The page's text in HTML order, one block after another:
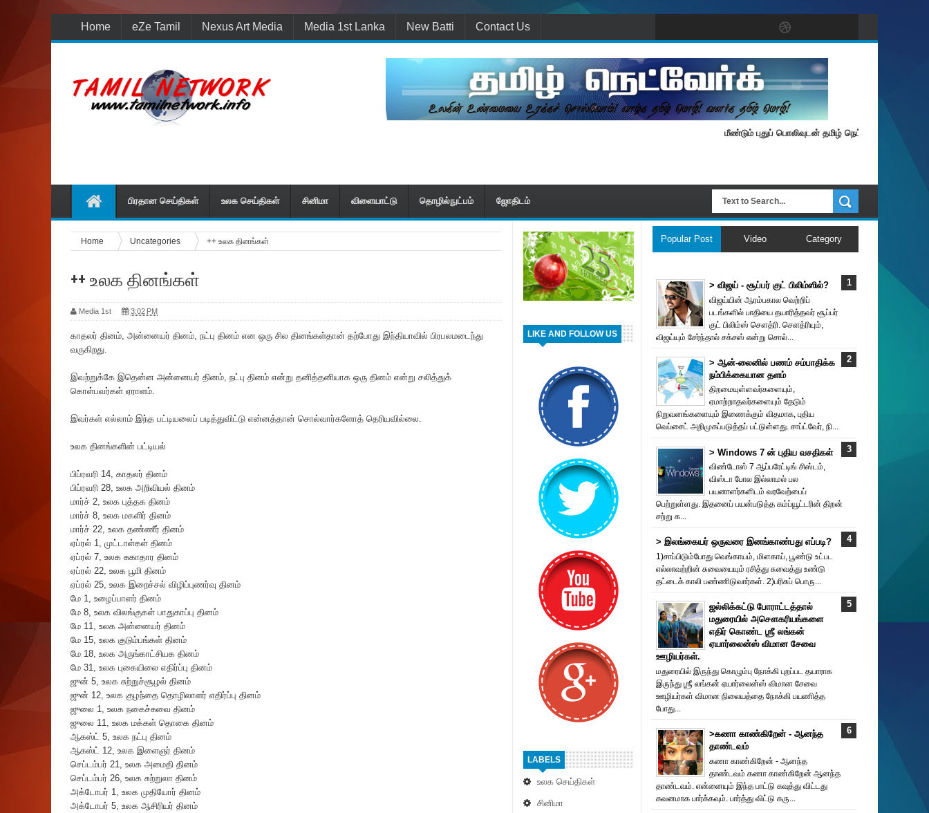
Home eZe Tamil Nexus Art Media Media 1st Lanka New Batti Contact Us
மீண்டும் புதுப் பொலிவுடன் தமிழ் நெட்வேர்க்.
பிரதான செய்திகள் உலக செய்திகள் சினிமா விளையாட்டு தொழில்நுட்பம் ஜோதிடம்
LIKE AND FOLLOW US
LABELS
உலக செய்திகள்
சினிமா
Home Uncategories ++ உலக தினங்கள்
++ உலக தினங்கள்
Media 1st 3:02 PM
காதலர் தினம், அன்னையர் தினம், நட்பு தினம் என ஒரு சில தினங்கள்தான் தற்போது இந்தியாவில் பிரபலமடைந்து
வருகிறது.
இவற்றுக்கே இதென்ன அன்னையர் தினம், நட்பு தினம் என்று தனித்தனியாக ஒரு தினம் என்று சலித்துக்
கொள்பவர்கள் ஏராளம்.
இவர்கள் எல்லாம் இந்த பட்டியலைப் படித்துவிட்டு என்னத்தான் சொல்வார்களோத் தெரியவில்லை.
உலக தினங்களின் பட்டியல்
பிப்ரவரி 14, காதலர் தினம்
‌பி‌ப்ரவ‌ரி 28, உலக அ‌றி‌விய‌ல் ‌தின‌ம்
மார்ச் 2, உலக புத்தக தினம்
மார்ச் 8, உலக மகளிர் தினம்
மார்ச் 22, உலக தண்ணீர் தினம்
ஏப்ரல் 1, முட்டாள்கள் தினம்
ஏப்ரல் 7, உலக சுகாதார தினம்
ஏப்ரல் 22, உலக பூமி தினம்
ஏப்ரல் 25, உலக இறைச்சல் விழிப்புணர்வு தினம்
மே 1, உழைப்பாளர் தினம்
மே 8, உலக விலங்குகள் பாதுகாப்பு தினம்
மே 11, உலக அ‌ன்னைய‌ர் ‌தின‌ம்
மே 15, உலக குடும்பங்கள் தினம்
மே 18, உலக அருங்காட்சியக தினம்
மே 31, உலக புகையிலை எதிர்ப்பு தினம்
ஜுன் 5, உலக சுற்றுச்சூழல் தினம்
ஜுன் 12, உலக குழந்தை தொழிலாளர் எதிர்ப்பு தினம்
ஜுலை 1, உலக நகைச்சுவை தினம்
ஜுலை 11, உலக மக்கள் தொகை தினம்
ஆகஸ்ட் 5, உலக நட்பு தினம்
ஆகஸ்ட் 12, உலக இளைஞர் தினம்
செப்டம்பர் 21, உலக அமைதி தினம்
செப்டம்பர் 26, உலக சுற்றுலா தினம்
அக்டோபர் 1, உலக முதியோர் தினம்
அக்டோபர் 5, உலக ஆசிரியர் தினம்
Popular Post Video Category
> விஜய் - சூப்பர் குட் பிலிம்ஸில்?
விஜய்யின் ஆரம்பகால வெற்றிப்
படங்களில் பாதியை தயா‌ரித்தவர் சூப்பர்
குட் பிலிம்ஸ் சௌத்‌ரி. சௌத்‌ரியும்,
விஜய்யும் சேர்ந்தால் சக்சஸ் என்று சொல்...
> ஆன்-லைனில் பணம் சம்பாதிக்க
நம்பிக்கையான தளம்
திறமையுள்ளவர்களையும்,
ஏமாற்றாதவர்களையும் தேடும்
நிறுவனங்களையும் இணைக்கும் விதமாக, புதிய
வெப்சைட் அறிமுகப்படுத்தப் பட்டுள்ளது. சாப்ட்வேர், நி...
> Windows 7 ன் புதிய வசதிகள்
விண்டோஸ் 7 ஆப்பரேட்டிங் சிஸ்டம்,
விஸ்டா போல இல்லாமல் பல
பயனாளர்களிடம் வரவேற்பைப்
பெற்றுள்ளது. இதனைப் பயன்படுத்த கம்ப்யூட்டரின் திறன்
சற்று க...
> இலங்கையர் ஒருவரை இனங்காண்பது எப்படி?
1)சாப்பிடும்போது வெங்காயம், மிளகாய், பூண்டு உட்பட
எல்லாவற்றின் சுவையையும் ரசித்து சுவைத்து உண்டு
தட்டைக் காலி பண்ணிடுவார்கள். 2)பரிசுப் பொரு...
ஜல்லிக்கட்டு போராட்டத்தால்
மதுரையில் அசௌகரியங்களை
எதிர் கொண்ட ஶ்ரீ லங்கன்
ஏயார்லைன்ஸ் விமான சேவை
ஊழியர்கள்.
மதுரையில் இருந்து கொழும்பு நோக்கி புறப்பட தயாராக
இருந்து ஶ்ரீ லங்கன் ஏயார்லைன்ஸ் விமான சேவை
ஊழியர்கள் விமான நிலையத்தை நோக்கி பயணித்த
போது...
>கணா காண்கிறேன் - ஆனந்த
தாண்டவம்
கணா காண்கிறேன் - ஆனந்த
தாண்டவம் கணா காண்கிறேன் ஆனந்த
தாண்டவம். என்னையும் இந்த பாட்டு கவுத்து விட்டது
கவனமாக பார்க்கவும். பார்த்து விட்டு கரு...